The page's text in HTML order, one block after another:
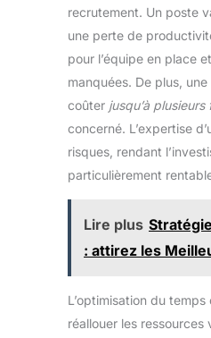
L'accoudoir peut être
tourné vers le haut et vers
le bas à volonté. Les
accoudoirs rembourrés
sont parfaits pour soutenir
travaillez. Ou lorsque vous
n'avez pas besoin
d'utiliser la chaise, vous
pouvez relever les
accoudoirs et pousser la
chaise sous la table pour
à Assembler: Cette chaise
étapes, et est livrée avec
toutes les pièces
nécessaires et un manuel
d'utilisation détaillé, une
15 minutes !
ergonomique en
recrutement. Un poste
une perte de
pour l’équipe en place
manquées. De plus,
coûter jusqu’à
concerné. L’expertise
risques, rendant
particulièrement
Lire plus
: attirez les
L’optimisation du
réallouer les